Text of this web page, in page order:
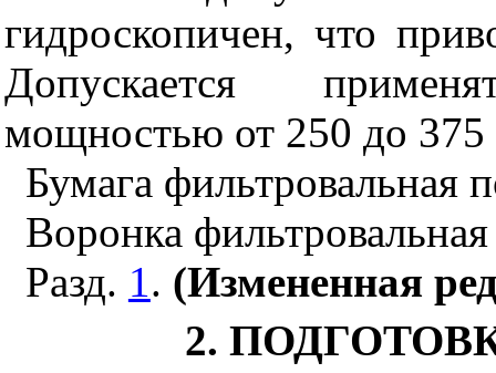
гидроскопичен, что
Допускается
мощностью от 250 до 375
Бумага фильтровальная
Воронка
Разд. 1. (Измененная
2.